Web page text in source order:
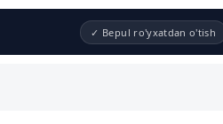
✓ Bepul ro'yxatdan o'tish